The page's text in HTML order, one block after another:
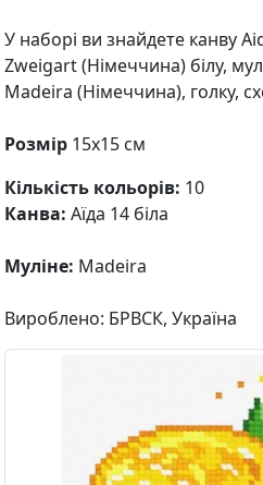
У наборі ви знайдете канву
Zweigart(Німеччина) білу,
Madeira (Німеччина), голку,
Розмір 15х15 см
Кількість кольорів: 10
Канва: Аїда 14 біла
Муліне: Madeira
Вироблено: БРВСК, Україна